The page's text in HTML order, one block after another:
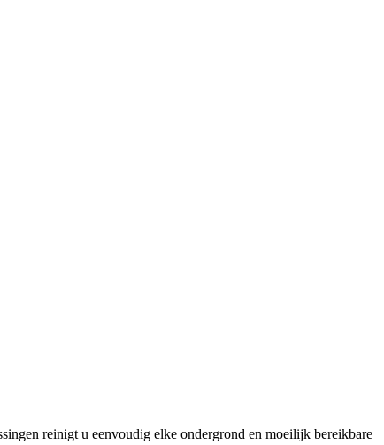
reinigt u eenvoudig elke ondergrond en moeilijk bereikbare